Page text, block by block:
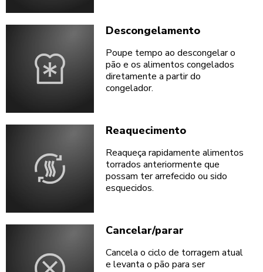
Descongelamento
Poupe tempo ao descongelar o
pão e os alimentos congelados
diretamente a partir do
congelador.
Reaquecimento
Reaqueça rapidamente alimentos
torrados anteriormente que
possam ter arrefecido ou sido
esquecidos.
Cancelar/parar
Cancela o ciclo de torragem atual
e levanta o pão para ser